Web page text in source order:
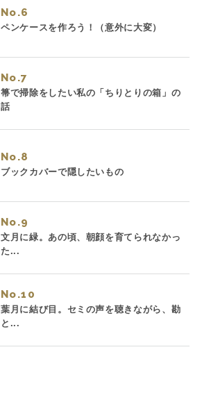
No.
ペンケースを作ろう！（意外に大変）
No.
箒で掃除をしたい私の「ちりとりの箱」の
話
No.
ブックカバーで隠したいもの
No.
文月に緑。あの頃、朝顔を育てられなかっ
た...
No.
葉月に結び目。セミの声を聴きながら、勘
と...